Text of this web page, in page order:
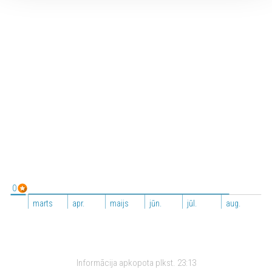
marts apr. maijs jūn. jūl. aug.
0
Informācija apkopota plkst. 23:13